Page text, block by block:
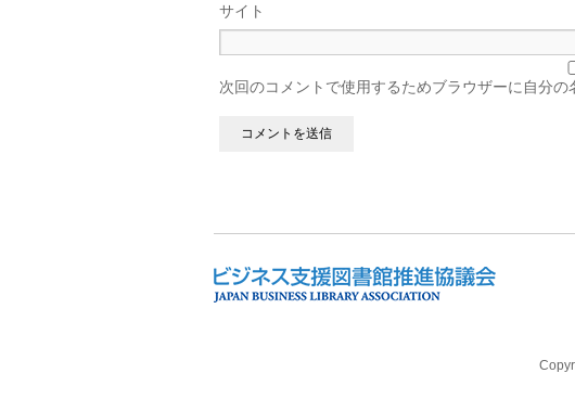
サイト
次回のコメントで使用するためブラウザーに自分の